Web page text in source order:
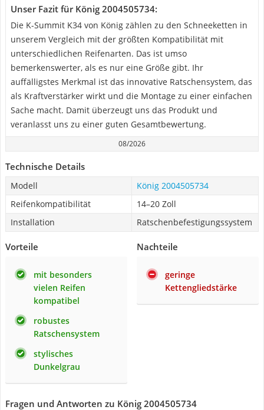
Unser Fazit für König 2004505734:
Die K-Summit K34 von König zählen zu den Schneeketten in
unserem Vergleich mit der größten Kompatibilität mit
unterschiedlichen Reifenarten. Das ist umso
bemerkenswerter, als es nur eine Größe gibt. Ihr
auffälligstes Merkmal ist das innovative Ratschensystem, das
als Kraftverstärker wirkt und die Montage zu einer einfachen
Sache macht. Damit überzeugt uns das Produkt und
veranlasst uns zu einer guten Gesamtbewertung.
08/2026
Technische Details
Modell
König 2004505734
Reifenkompatibilität
14–20 Zoll
Installation
Ratschenbefestigungssystem
Vorteile
mit besonders
vielen Reifen
kompatibel
robustes
Ratschensystem
stylisches
Dunkelgrau
Nachteile
geringe
Kettengliedstärke
Fragen und Antworten zu König 2004505734